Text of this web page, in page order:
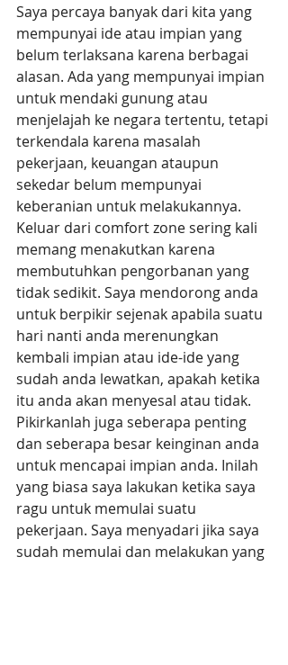
Saya percaya banyak dari kita yang
mempunyai ide atau impian yang
belum terlaksana karena berbagai
alasan. Ada yang mempunyai impian
untuk mendaki gunung atau
menjelajah ke negara tertentu, tetapi
terkendala karena masalah
pekerjaan, keuangan ataupun
sekedar belum mempunyai
keberanian untuk melakukannya.
Keluar dari comfort zone sering kali
memang menakutkan karena
membutuhkan pengorbanan yang
tidak sedikit. Saya mendorong anda
untuk berpikir sejenak apabila suatu
hari nanti anda merenungkan
kembali impian atau ide-ide yang
sudah anda lewatkan, apakah ketika
itu anda akan menyesal atau tidak.
Pikirkanlah juga seberapa penting
dan seberapa besar keinginan anda
untuk mencapai impian anda. Inilah
yang biasa saya lakukan ketika saya
ragu untuk memulai suatu
pekerjaan. Saya menyadari jika saya
sudah memulai dan melakukan yang